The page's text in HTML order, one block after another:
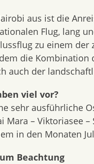
aus ist die
Flug, lang
zu einem der
die Kombination
auch der
viel vor?
sehr ausführliche
Mara – Viktoriasee
in den Monaten
Beachtung